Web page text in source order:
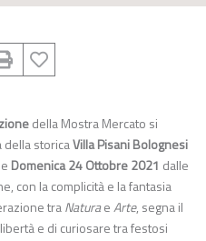
della Mostra Mercato si
della storicaVilla Pisani Bolognesi
e Domenica 24 Ottobre 2021 dalle
con la complicità e la fantasia
traNaturaeArte, segna il
e di curiosare tra festosi